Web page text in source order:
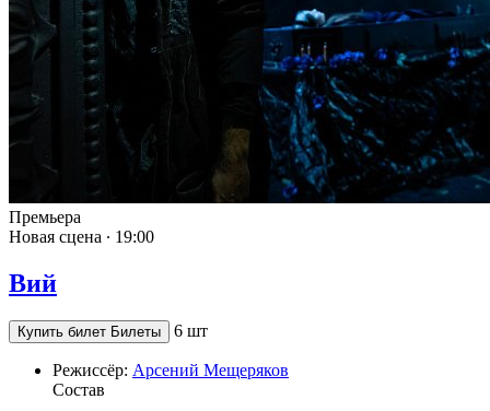
Премьера
Новая сцена ∙ 19:00
Вий
Купить билет Билеты 6 шт
Режиссёр: Арсений Мещеряков
Состав